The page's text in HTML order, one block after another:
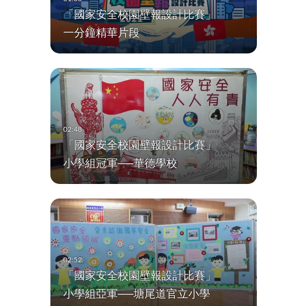
「國家安全校園壁報設計比賽」
一分鐘精華片段
「國家安全校園壁報設計比賽」
小學組冠軍──華德學校
「國家安全校園壁報設計比賽」
小學組亞軍──塘尾道官立小學